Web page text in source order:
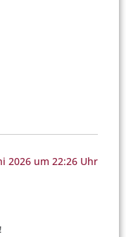
2026 um 22:26 Uhr